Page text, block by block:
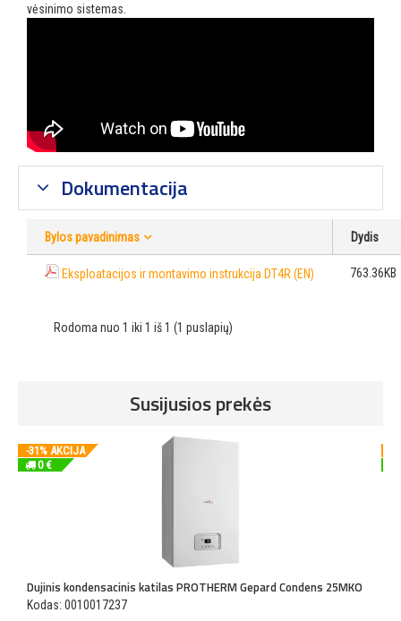
vėsinimo sistemas.
Dokumentacija
Bylos pavadinimas Dydis
Eksploatacijos ir montavimo instrukcija DT4R (EN) 763.36KB
Rodoma nuo 1 iki 1 iš 1 (1 puslapių)
Susijusios prekės
-31% AKCIJA
0 €
Dujinis kondensacinis katilas PROTHERM Gepard Condens 25MKO
Kodas: 0010017237